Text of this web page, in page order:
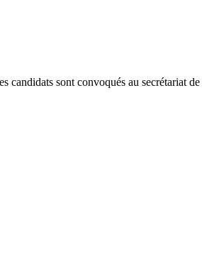
candidats sont convoqués au secrétariat de